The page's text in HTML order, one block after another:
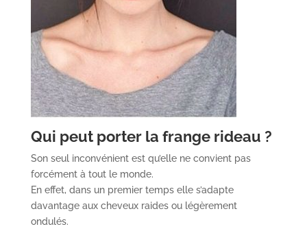
Qui peut porter la frange rideau ?
Son seul inconvénient est qu’elle ne convient pas
forcément à tout le monde.
En effet, dans un premier temps elle s’adapte
davantage aux cheveux raides ou légèrement
ondulés.